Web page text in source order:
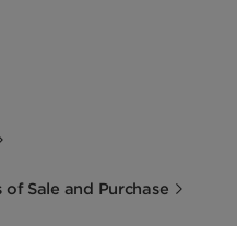
Sale and Purchase